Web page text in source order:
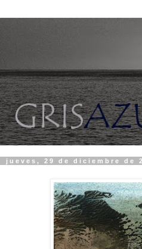
jueves, 29 de diciembre de